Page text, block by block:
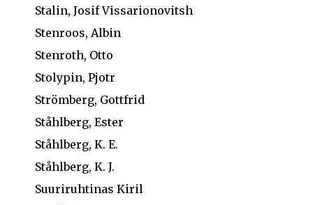
Stalin, Josif Vissarionovitsh
Stenroos, Albin
Stenroth, Otto
Stolypin, Pjotr
Strömberg, Gottfrid
Ståhlberg, Ester
Ståhlberg, K. E.
Ståhlberg, K. J.
Suuriruhtinas Kiril